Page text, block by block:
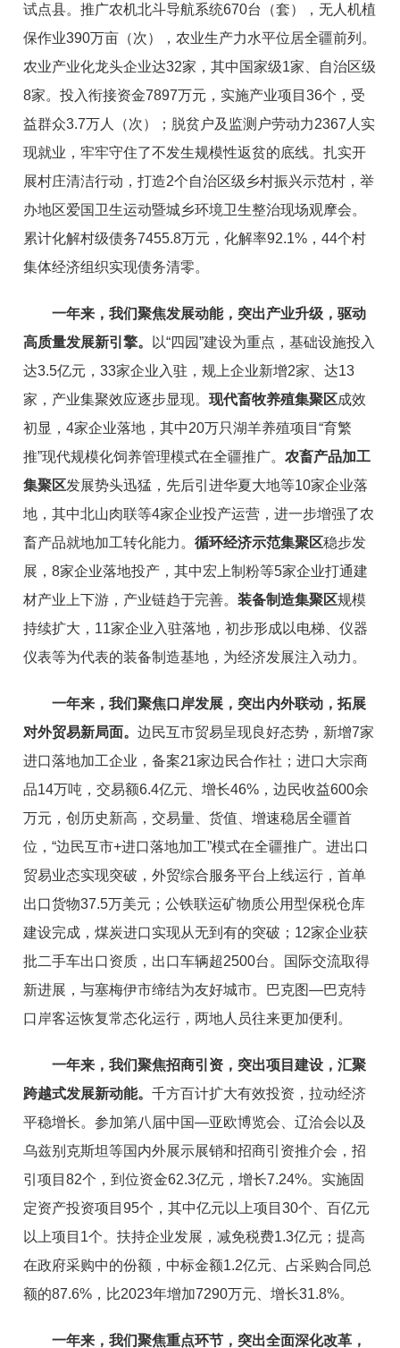
试点县。推广农机北斗导航系统670台（套），无人机植
保作业390万亩（次），农业生产力水平位居全疆前列 。
农业产业化龙头企业达32家，其中国家级1家、自治区级
8家。投入衔接资金7897万元 ，实施产业项目36个 ，受
益群众3.7万人（次） ； 脱贫户及监测户劳动力2367 人实
现就业，牢牢守住了不发生规模性返贫的底线。扎实开
展村庄清洁行动，打造2个自治区级乡村振兴示范村 ，举
办地区爱国卫生运动暨城乡环境卫生整治现场观摩会。
累计化解村级债务7455.8万元，化解率92.1% ，44个村
集体经济组织实现债务清零。
一年来，我们聚焦发展动能，突出产业升级，驱动
高质量发展新引擎。
以“四园”建设为重点，基础设施投入
达3.5亿元，33家企业入驻，规上企业新增2家、达13
家，产业集聚效应逐步显现。现代畜牧养殖集聚区成效
初显，4家企业落地 ，其中20万只湖羊养殖项目“育繁
推”现代规模化饲养管理模式在全疆推广。农畜产品加工
集聚区发展势头迅猛，先后引进华夏大地等10家企业落
地 ，其中北山肉联等4家企业投产运营，进一步增强了农
畜产品就地加工转化能力。循环经济示范集聚区稳步发
展，8家企业落地投产 ，其中宏上制粉等5家企业打通建
材产业上下游，产业链趋于完善。装备制造集聚区规模
持续扩大，11家企业入驻落地，初步形成以电梯、仪器
仪表等为代表的装备制造基地，为经济发展注入动力。
一年来，我们聚焦口岸发展，突出内外联动，拓展
对外贸易新局面。边民互市贸易呈现良好态势， 新增7家
进口落地加工企业，备案21家边民合作社；进口大宗商
品14万吨，交易额6.4亿元、增长46%，边民收益600余
万元，创历史新高，交易量、货值、增速稳居全疆首
位 ，“边民互市+进口落地加工”模式在全疆推广。进出口
贸易业态实现突破，外贸综合服务平台上线运行，首单
出口货物37.5万美元；公铁联运矿物质公用型保税仓库
建设完成，煤炭进口实现从无到有的突破；12家企业获
批二手车出口资质，出口车辆超2500台 。国际交流取得
新进展，与塞梅伊市缔结为友好城市。巴克图—巴克特
口岸客运恢复常态化运行，两地人员往来更加便利。
一年来，我们聚焦招商引资，突出项目建设，汇聚
跨越式发展新动能。千方百计扩大有效投资，拉动经济
平稳增长。参加第八届中国—亚欧博览会、辽洽会 以及
乌兹别克斯坦等国内外展示展销和招商引资推介会 ，招
引项目82个，到位资金62.3亿元，增长7.24%。 实施固
定资产投资项目95个，其中亿元以上项目30个、百亿元
以上项目1个。扶持企业发展，减免税费1.3亿元 ；提高
在政府采购中的份额， 中标金额1.2亿元、占采购合同总
额的87.6%，比2023年增加7290万元 、增长31.8%。
一年来，我们聚焦重点环节，突出全面深化改革，